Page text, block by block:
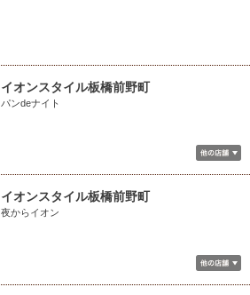
イオンスタイル板橋前野町
パンdeナイト
イオンスタイル板橋前野町
夜からイオン